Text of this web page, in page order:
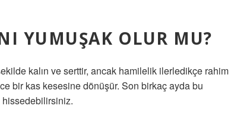
YUMUŞAK OLUR MU?
kalın ve serttir, ancak hamilelik ilerledikçe rahim
bir kas kesesine dönüşür. Son birkaç ayda bu
hissedebilirsiniz.